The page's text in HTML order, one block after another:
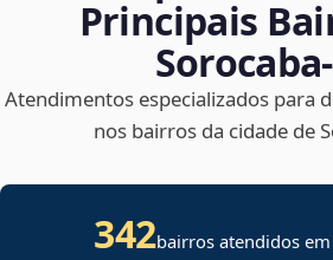
Principais
Atendimentos especializados para
nos bairros da cidade de
342bairros atendidos em